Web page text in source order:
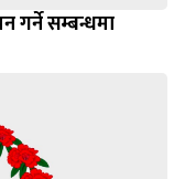
गर्ने सम्बन्धमा